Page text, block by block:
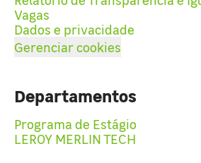
Vagas
Dados e privacidade
Gerenciar cookies
Departamentos
Programa de Estágio
LEROY MERLIN TECH